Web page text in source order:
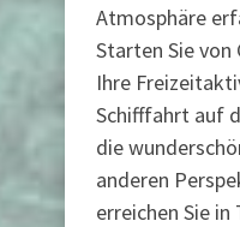
Atmosphäre
Starten Sie von
Ihre
Schifffahrt auf
die
anderen
erreichen Sie